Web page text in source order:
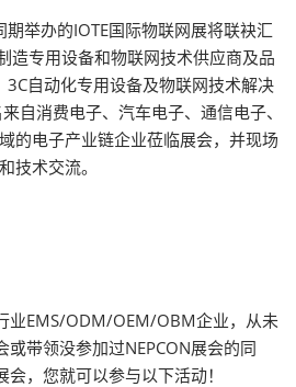
举办的IOTE国际物联网展将联袂汇
造专用设备和物联网技术供应商及品
3C自动化专用设备及物联网技术解决
自消费电子、汽车电子、通信电子、
的电子产业链企业莅临展会，并现场
技术交流。
业EMS/ODM/OEM/OBM企业，从未
或带领没参加过NEPCON展会的同
，您就可以参与以下活动！